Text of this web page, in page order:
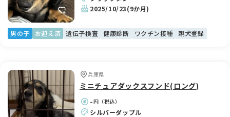
2025/10/23(9か月)
男の子 お迎え済 遺伝子検査 健康診断 ワクチン接種 親犬登録
兵庫県
ミニチュアダックスフンド(ロング)
-円（税込）
シルバーダップル